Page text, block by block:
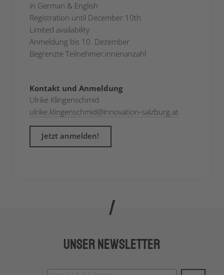
in German & English
Registration until December 10th
Limited availability
Anmeldung bis 10. Dezember
Begrenzte Teilnehmer:innenanzahl
Kontakt und Anmeldung
Ulrike Klingenschmid
ulrike.klingenschmid@innovation-salzburg.at
Jetzt anmelden!
Unser Newsletter